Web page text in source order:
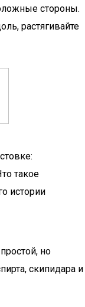
стороны.
растягивайте
такое
истории
но
скипидара и